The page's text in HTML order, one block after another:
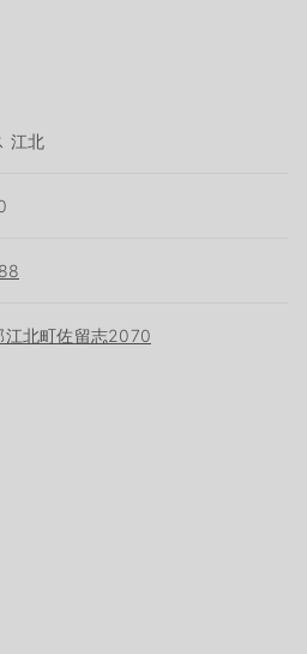
江北
江北町佐留志2070